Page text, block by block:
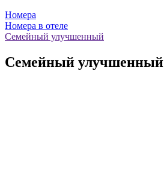
Номера
Номера в отеле
Семейный улучшенный
Семейный улучшенный